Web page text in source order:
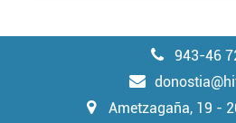
irakurri
943-46
Ametzagaña, 19 -